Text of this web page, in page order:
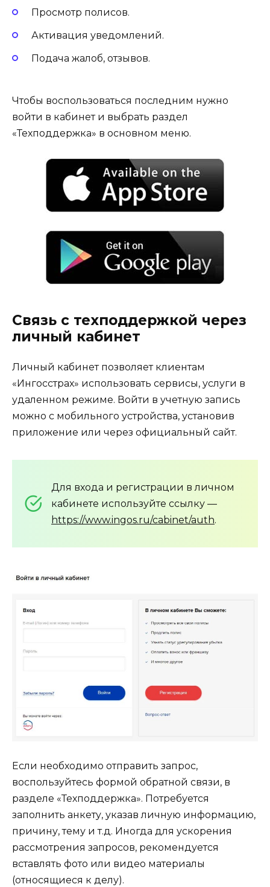
Просмотр полисов.
Активация уведомлений.
Подача жалоб, отзывов.
Чтобы воспользоваться последним нужно
войти в кабинет и выбрать раздел
«Техподдержка» в основном меню.
Связь с техподдержкой через
личный кабинет
Личный кабинет позволяет клиентам
«Ингосстрах» использовать сервисы, услуги в
удаленном режиме. Войти в учетную запись
можно с мобильного устройства, установив
приложение или через официальный сайт.
Для входа и регистрации в личном
кабинете используйте ссылку —
https://www.ingos.ru/cabinet/auth.
Если необходимо отправить запрос,
воспользуйтесь формой обратной связи, в
разделе «Техподдержка». Потребуется
заполнить анкету, указав личную информацию,
причину, тему и т.д. Иногда для ускорения
рассмотрения запросов, рекомендуется
вставлять фото или видео материалы
(относящиеся к делу).